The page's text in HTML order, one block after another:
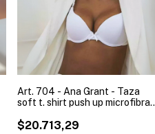
Art. 704 - Ana Grant - Taza
soft t. shirt push up microfibra (
$20.713,29